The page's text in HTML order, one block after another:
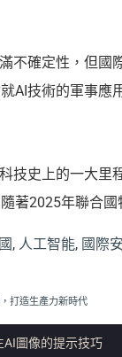
不確定性，但國
AI技術的軍事應
技史上的一大里
著2025年聯合
, 人工智能, 國際
打造生產力新時代
AI圖像的提示技巧